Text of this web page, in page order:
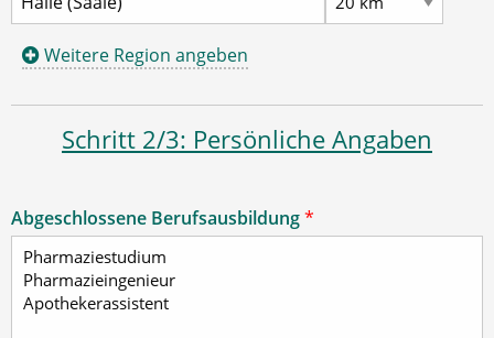
Weitere Region angeben
Schritt 2/3: Persönliche Angaben
Abgeschlossene Berufsausbildung*